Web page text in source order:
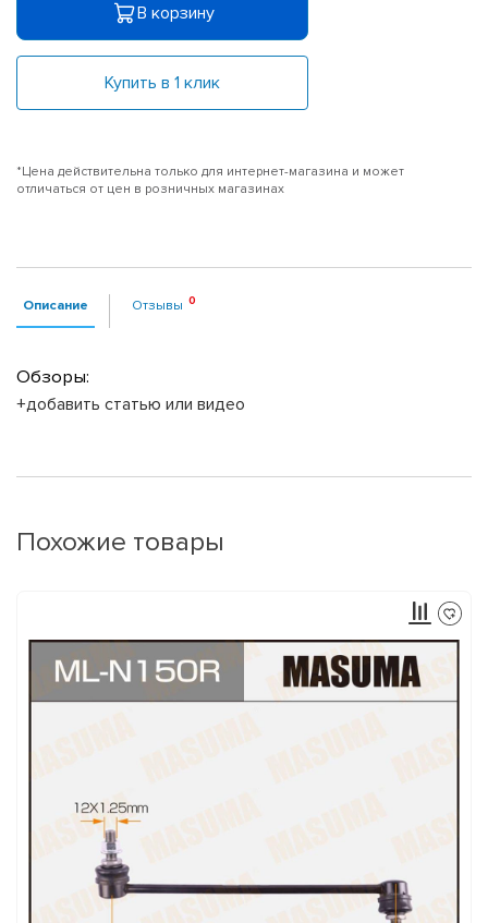
В корзину
Купить в 1 клик
*Цена действительна только для интернет-магазина и может
отличаться от цен в розничных магазинах
Описание Отзывы
Обзоры:
+добавить статью или видео
Похожие товары